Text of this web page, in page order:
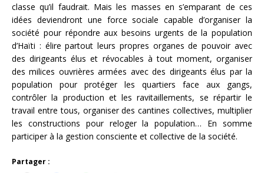
classe qu’il faudrait. Mais les masses en s’emparant de ces
idées deviendront une force sociale capable d’organiser la
société pour répondre aux besoins urgents de la population
d’Haïti : élire partout leurs propres organes de pouvoir avec
des dirigeants élus et révocables à tout moment, organiser
des milices ouvrières armées avec des dirigeants élus par la
population pour protéger les quartiers face aux gangs,
contrôler la production et les ravitaillements, se répartir le
travail entre tous, organiser des cantines collectives, multiplier
les constructions pour reloger la population… En somme
participer à la gestion consciente et collective de la société.
Partager :